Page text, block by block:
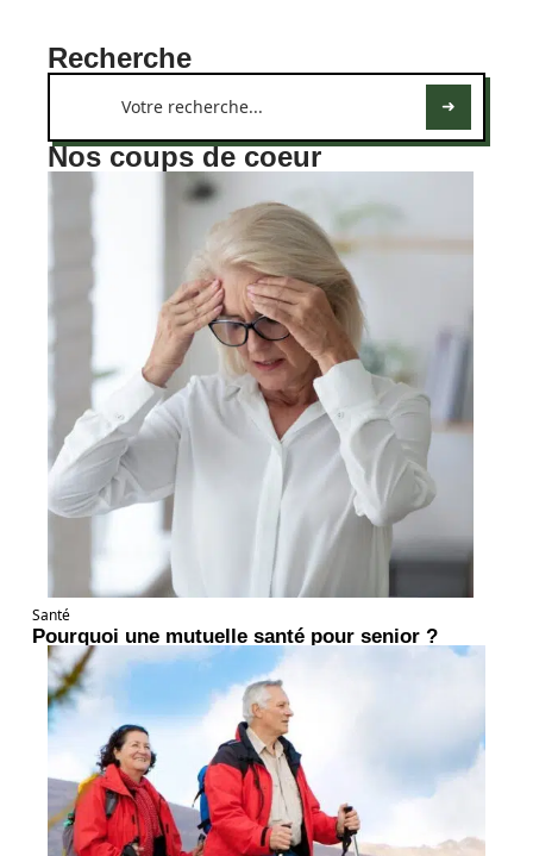
Recherche
Nos coups de coeur
Santé
Pourquoi une mutuelle santé pour senior ?